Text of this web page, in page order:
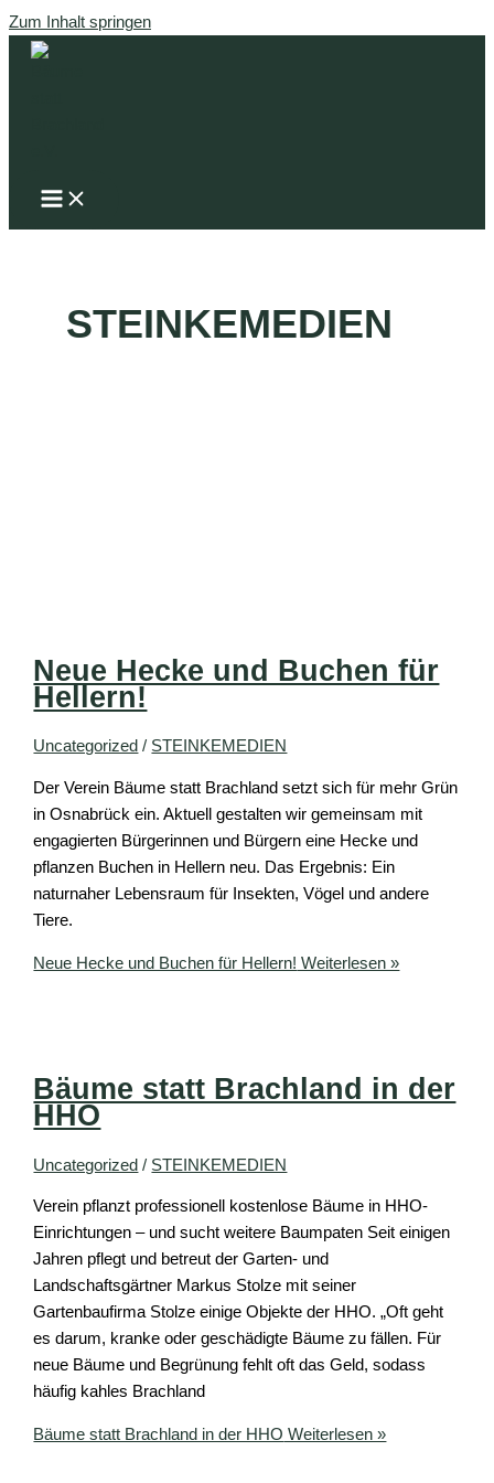
Zum Inhalt springen
STEINKEMEDIEN
Neue Hecke und Buchen für
Hellern!
Uncategorized / STEINKEMEDIEN
Der Verein Bäume statt Brachland setzt sich für mehr Grün
in Osnabrück ein. Aktuell gestalten wir gemeinsam mit
engagierten Bürgerinnen und Bürgern eine Hecke und
pflanzen Buchen in Hellern neu. Das Ergebnis: Ein
naturnaher Lebensraum für Insekten, Vögel und andere
Tiere.
Neue Hecke und Buchen für Hellern! Weiterlesen »
Bäume statt Brachland in der
HHO
Uncategorized / STEINKEMEDIEN
Verein pflanzt professionell kostenlose Bäume in HHO-
Einrichtungen – und sucht weitere Baumpaten Seit einigen
Jahren pflegt und betreut der Garten- und
Landschaftsgärtner Markus Stolze mit seiner
Gartenbaufirma Stolze einige Objekte der HHO. „Oft geht
es darum, kranke oder geschädigte Bäume zu fällen. Für
neue Bäume und Begrünung fehlt oft das Geld, sodass
häufig kahles Brachland
Bäume statt Brachland in der HHO Weiterlesen »